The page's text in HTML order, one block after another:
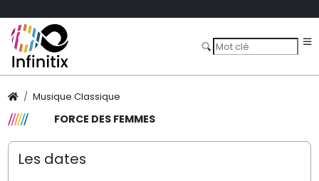
Musique Classique
FORCE DES FEMMES
Les dates